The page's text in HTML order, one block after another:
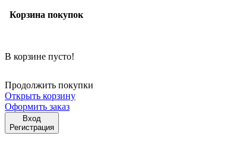
Корзина покупок
В корзине пусто!
Продолжить покупки
Открыть корзину
Оформить заказ
Вход
Регистрация